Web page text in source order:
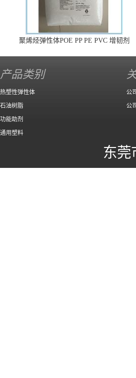
聚烯烃弹性体POE PP PE PVC 增韧剂
产品类别
热塑性弹性体
石油树脂
功能助剂
通用塑料
公
公
东莞